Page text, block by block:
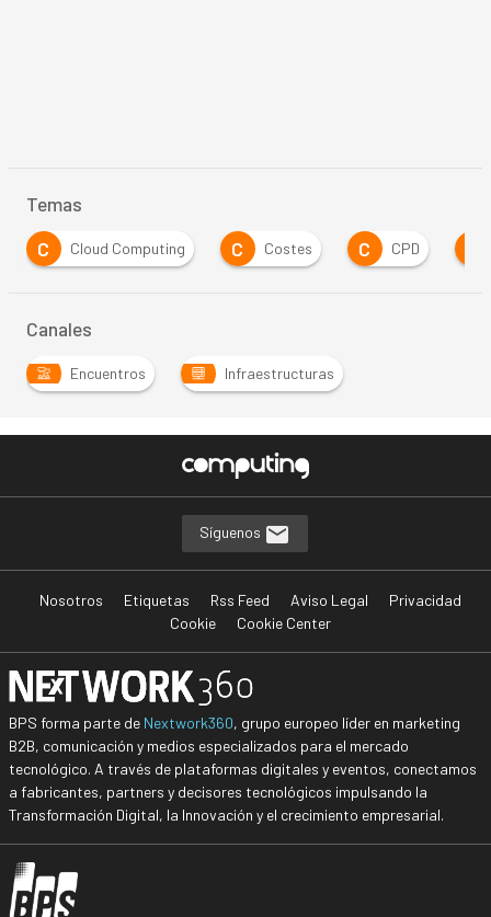
Temas
C
Cloud Computing C Costes C CPD
Canales
Encuentros Infraestructuras
Síguenos
Nosotros Etiquetas Rss Feed Aviso Legal
Privacidad
Cookie
Cookie Center
BPS forma parte de Nextwork360, grupo europeo líder en marketing
B2B, comunicación y medios especializados para el mercado
tecnológico. A través de plataformas digitales y eventos, conectamos
a fabricantes, partners y decisores tecnológicos impulsando la
Transformación Digital, la Innovación y el crecimiento empresarial.